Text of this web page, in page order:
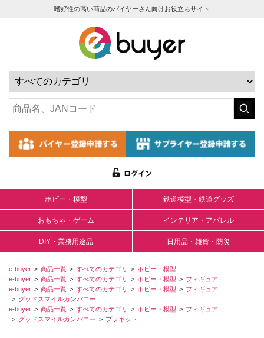
嗜好性の高い商品のバイヤーさん向けお役立ちサイト
ホビー・模型 鉄道模型・鉄道グッズ
おもちゃ・ゲーム インテリア・アパレル
DIY・業務用途品 日用品・雑貨・防災
e-buyer 商品一覧 すべてのカテゴリ
ホビー・模型
e-buyer
商品一覧 すべてのカテゴリ ホビー・模型
フィギュア
e-buyer
商品一覧 すべてのカテゴリ ホビー・模型
フィギュア
グッドスマイルカンパニー
e-buyer
商品一覧 すべてのカテゴリ ホビー・模型
フィギュア
グッドスマイルカンパニー
プラキット